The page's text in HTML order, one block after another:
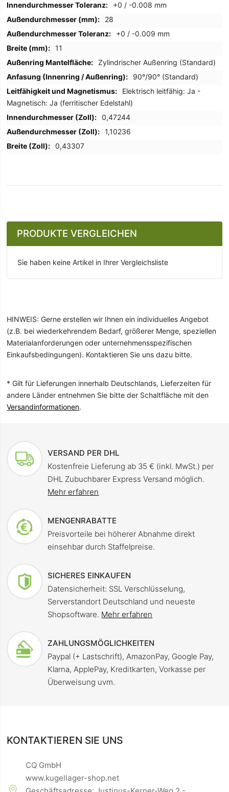
+0 / -0.008 mm
28
+0 / -0.009 mm
11
Zylindrischer Außenring (Standard)
90°/90° (Standard)
Elektrisch leitfähig: Ja -
Magnetisch: Ja (ferritischer Edelstahl)
0,47244
1,10236
0,43307
PRODUKTE VERGLEICHEN
Sie haben keine Artikel in Ihrer Vergleichsliste
HINWEIS: Gerne erstellen wir Ihnen ein individuelles Angebot
(z.B. bei wiederkehrendem Bedarf, größerer Menge, speziellen
Materialanforderungen oder unternehmensspezifischen
Einkaufsbedingungen). Kontaktieren Sie uns dazu bitte.
* Gilt für Lieferungen innerhalb Deutschlands, Lieferzeiten für
andere Länder entnehmen Sie bitte der Schaltfläche mit den
Versandinformationen.
VERSAND PER DHL
Kostenfreie Lieferung ab 35 € (inkl. MwSt.) per
DHL Zubuchbarer Express Versand möglich.
Mehr erfahren
MENGENRABATTE
Preisvorteile bei höherer Abnahme direkt
einsehbar durch Staffelpreise.
SICHERES EINKAUFEN
Datensicherheit: SSL Verschlüsselung,
Serverstandort Deutschland und neueste
Shopsoftware. Mehr erfahren
ZAHLUNGSMÖGLICHKEITEN
Paypal (+ Lastschrift), AmazonPay, Google Pay,
Klarna, ApplePay, Kreditkarten, Vorkasse per
Überweisung uvm.
KONTAKTIEREN SIE UNS
CQ GmbH
www.kugellager-shop.net